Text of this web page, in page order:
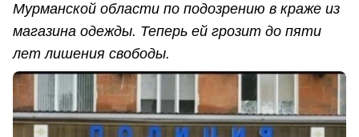
Мурманской области по подозрению в краже из
магазина одежды. Теперь ей грозит до пяти
лет лишения свободы.